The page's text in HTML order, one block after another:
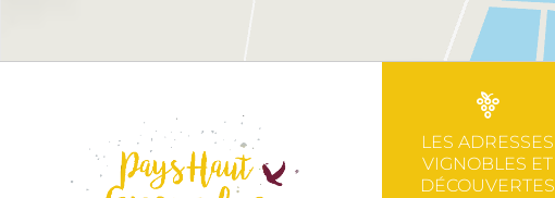
LES ADRESSES
VIGNOBLES ET
DÉCOUVERTES